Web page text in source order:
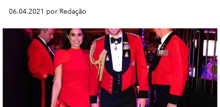
06.04.2021 por Redação